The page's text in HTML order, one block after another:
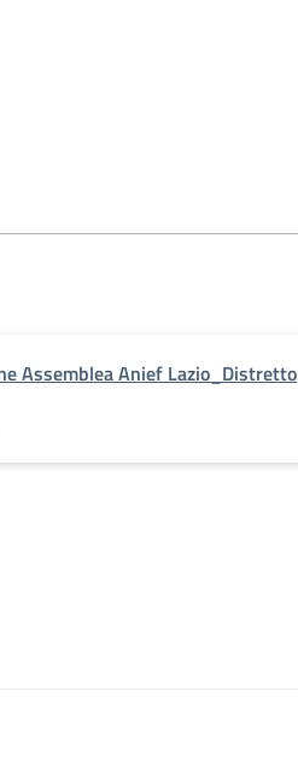
Assemblea Anief Lazio_Distretto